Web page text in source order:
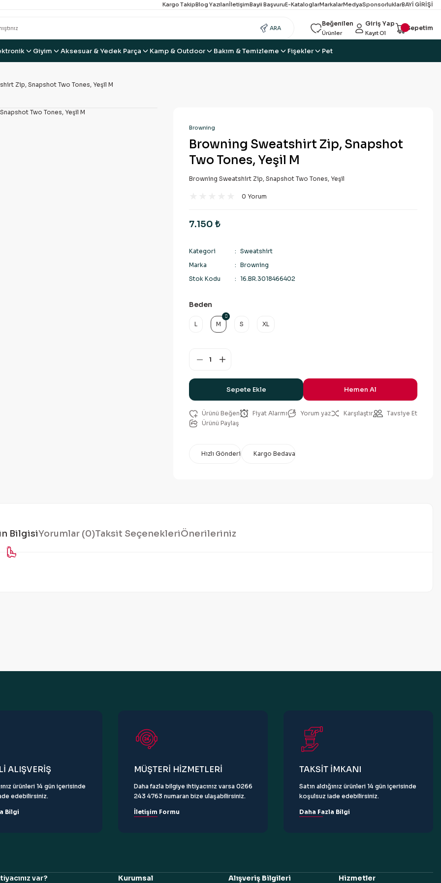
Kargo TakipBlog YazılarıİletişimBayii BaşvuruE-KataloglarMarkalarMedyaSponsorluklarBAYİ GİRİŞİ
ARA
Beğenilen
Ürünler
Giriş Yap
Kayıt Ol
Sepetim
Giyim Aksesuar & Yedek Parça Kamp & Outdoor Bakım & Temizleme Fişekler Pet
Zip, Snapshot Two Tones, Yeşil M
Browning
Browning Sweatshirt Zip, Snapshot
Two Tones, Yeşil M
Browning Sweatshirt Zip, Snapshot Two Tones, Yeşil
0 Yorum
7.150 ₺
Kategori
Sweatshirt
Marka
Browning
Stok Kodu
16.BR.3018466402
Beden
L M S XL
Sepete Ekle Hemen Al
Fiyat Alarmı Yorum yaz Karşılaştır
Tavsiye Et
Ürünü Paylaş
Hızlı Gönderi Kargo Bedava
BilgisiYorumlar (0)Taksit SeçenekleriÖnerileriniz
ALIŞVERİŞ
ürünleri 14 gün içerisinde
edebilirsiniz.
Bilgi
MÜŞTERİ HİZMETLERİ
Daha fazla bilgiye ihtiyacınız varsa 0266
243 4763 numaran bize ulaşabilirsiniz.
İletişim Formu
TAKSİT İMKANI
Satın aldığınız ürünleri 14 gün içerisinde
koşulsuz iade edebilirsiniz.
Daha Fazla Bilgi
var? Kurumsal Alışveriş Bilgileri Hizmetler